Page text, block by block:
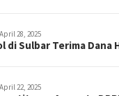
April 28, 2025
di Sulbar Terima Dana
April 22, 2025